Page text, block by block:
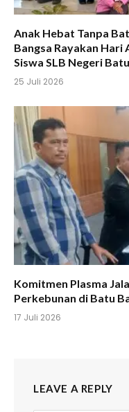
Anak Hebat Tanpa
Bangsa Rayakan Hari
Siswa SLB Negeri
25 Juli 2026
Komitmen Plasma
Perkebunan di Batu
17 Juli 2026
LEAVE A REPLY